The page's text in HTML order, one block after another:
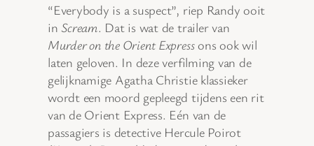
“Everybody is a suspect”, riep Randy ooit
inScream. Dat is wat de trailer van
Murder on the Orient Expressons ook wil
laten geloven. In deze verfilming van de
gelijknamige Agatha Christie klassieker
wordt een moord gepleegd tijdens een rit
van de Orient Express. Eén van de
passagiers is detective Hercule Poirot